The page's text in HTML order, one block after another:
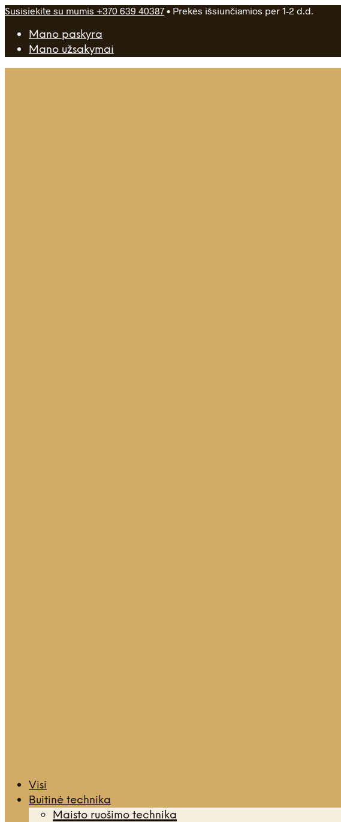
Susisiekite su mumis +370 639 40387 • Prekės išsiunčiamios per 1-2 d.d.
Mano paskyra
Mano užsakymai
Visi
Buitinė technika
Maisto ruošimo technika